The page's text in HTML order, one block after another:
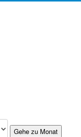
Gehe zu Monat